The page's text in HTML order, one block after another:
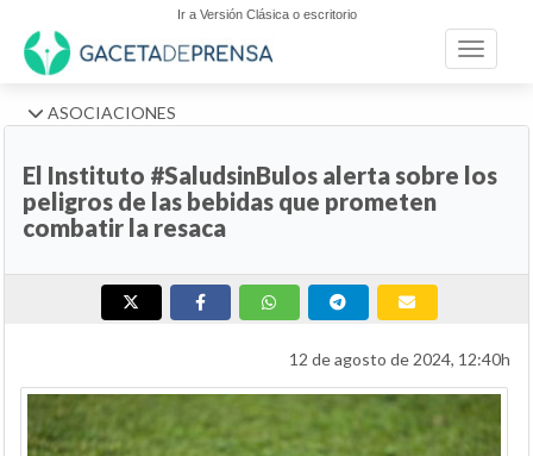
Ir a Versión Clásica o escritorio
Toggle
ASOCIACIONES
El Instituto #SaludsinBulos alerta sobre los
peligros de las bebidas que prometen
combatir la resaca
12 de agosto de 2024, 12:40h